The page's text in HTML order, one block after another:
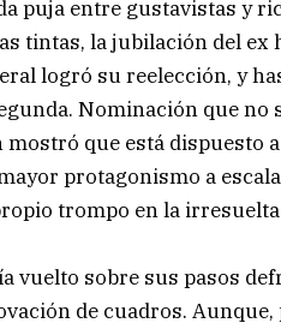
puja entre gustavistas y
tintas, la jubilación del ex
logró su reelección, y
Nominación que
que está dispuesto
protagonismo a
trompo en la
vuelto sobre sus pasos
de cuadros. Aunque,